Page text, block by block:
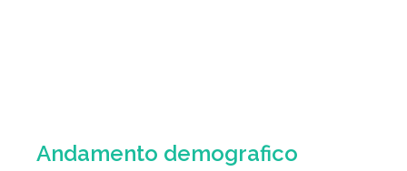
Andamento demografico